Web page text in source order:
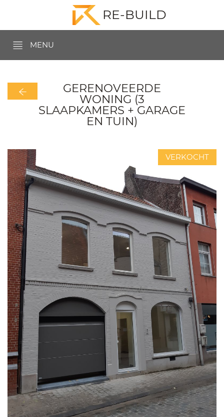
RE-BUILD
MENU
GERENOVEERDE
WONING (3
SLAAPKAMERS + GARAGE
EN TUIN)
VERKOCHT